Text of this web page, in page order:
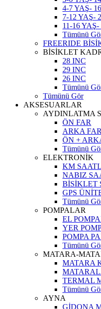
4-7 YAŞ-
7-12 YAŞ-
11-16
Tümünü
FREERIDE
BİSİKLET
28 INC
29 INC
26 INC
Tümünü
Tümünü Gör
AKSESUARLAR
AYDINLATMA
ÖN FAR
ARKA FAR
ÖN +
Tümünü
ELEKTRONİK
KM
NABIZ
BİSİKLET
GPS
Tümünü
POMPALAR
EL
YER
POMPA
Tümünü
MATARA-
MATARA
TERMAL
Tümünü
AYNA
GİDONA